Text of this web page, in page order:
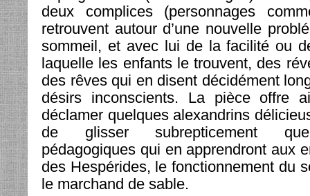
deux complices (personnages
retrouvent autour d’une nouvelle
sommeil, et avec lui de la facilité ou
laquelle les enfants le trouvent, des
des rêves qui en disent décidément
désirs inconscients. La pièce offre
déclamer quelques alexandrins
de glisser subrepticement
pédagogiques qui en apprendront aux
des Hespérides, le fonctionnement du
le marchand de sable.